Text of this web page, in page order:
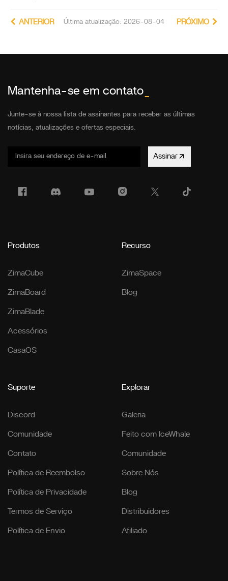
Última atualização: 2026-08-04
ANTERIOR PRÓXIMO
Mantenha-se em contato
Junte-se à nossa lista de assinantes para receber as últimas
notícias, atualizações e ofertas especiais.
Assinar
Produtos
ZimaCube
ZimaBoard
ZimaBlade
Acessórios
CasaOS
Recurso
ZimaSpace
Blog
Suporte
Discord
Comunidade
Contato
Política de Reembolso
Política de Privacidade
Termos de Serviço
Política de Envio
Explorar
Galeria
Feito com IceWhale
Comunidade
Sobre Nós
Blog
Distribuidores
Afiliado